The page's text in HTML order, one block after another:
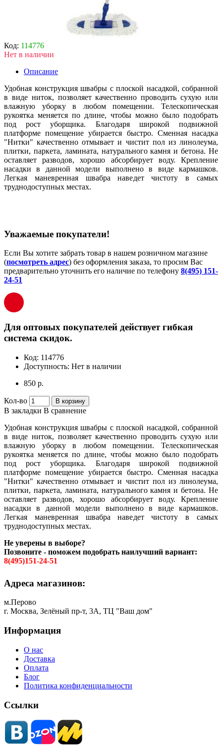
Код: 114776
Нет в наличии
Описание
Удобная конструкция швабры с плоской насадкой, собранной
в виде ниток, позволяет качественно проводить сухую или
влажную уборку в любом помещении. Телескопическая
рукоятка меняется по длине, чтобы можно было подобрать
под рост уборщика. Благодаря широкой подвижной
платформе помещение убирается быстро. Сменная насадка
"Нитки" качественно отмывает и чистит пол из линолеума,
плитки, паркета, ламината, натурального камня и бетона. Не
оставляет разводов, хорошо абсорбирует воду. Крепление
насадки в данной модели выполнено в виде кармашков.
Легкая маневренная швабра наведет чистоту в самых
труднодоступных местах.
Уважаемые покупатели!
Если Вы хотите забрать товар в нашем розничном магазине
(посмотреть адрес) без оформления заказа, то просим Вас
предварительно уточнить его наличие по телефону 8(495) 151-
24-51
Для оптовых покупателей действует гибкая
система скидок.
Код: 114776
Доступность: Нет в наличии
850 р.
Кол-во В корзину
В закладки В сравнение
Удобная конструкция швабры с плоской насадкой, собранной
в виде ниток, позволяет качественно проводить сухую или
влажную уборку в любом помещении. Телескопическая
рукоятка меняется по длине, чтобы можно было подобрать
под рост уборщика. Благодаря широкой подвижной
платформе помещение убирается быстро. Сменная насадка
"Нитки" качественно отмывает и чистит пол из линолеума,
плитки, паркета, ламината, натурального камня и бетона. Не
оставляет разводов, хорошо абсорбирует воду. Крепление
насадки в данной модели выполнено в виде кармашков.
Легкая маневренная швабра наведет чистоту в самых
труднодоступных местах.
Не уверены в выборе?
Позвоните - поможем подобрать наилучший вариант:
8(495)151-24-51
Адреса магазинов:
м.Перово
г. Москва, Зелёный пр-т, 3А, ТЦ "Ваш дом"
Информация
О нас
Доставка
Оплата
Блог
Политика конфиденциальности
Ссылки